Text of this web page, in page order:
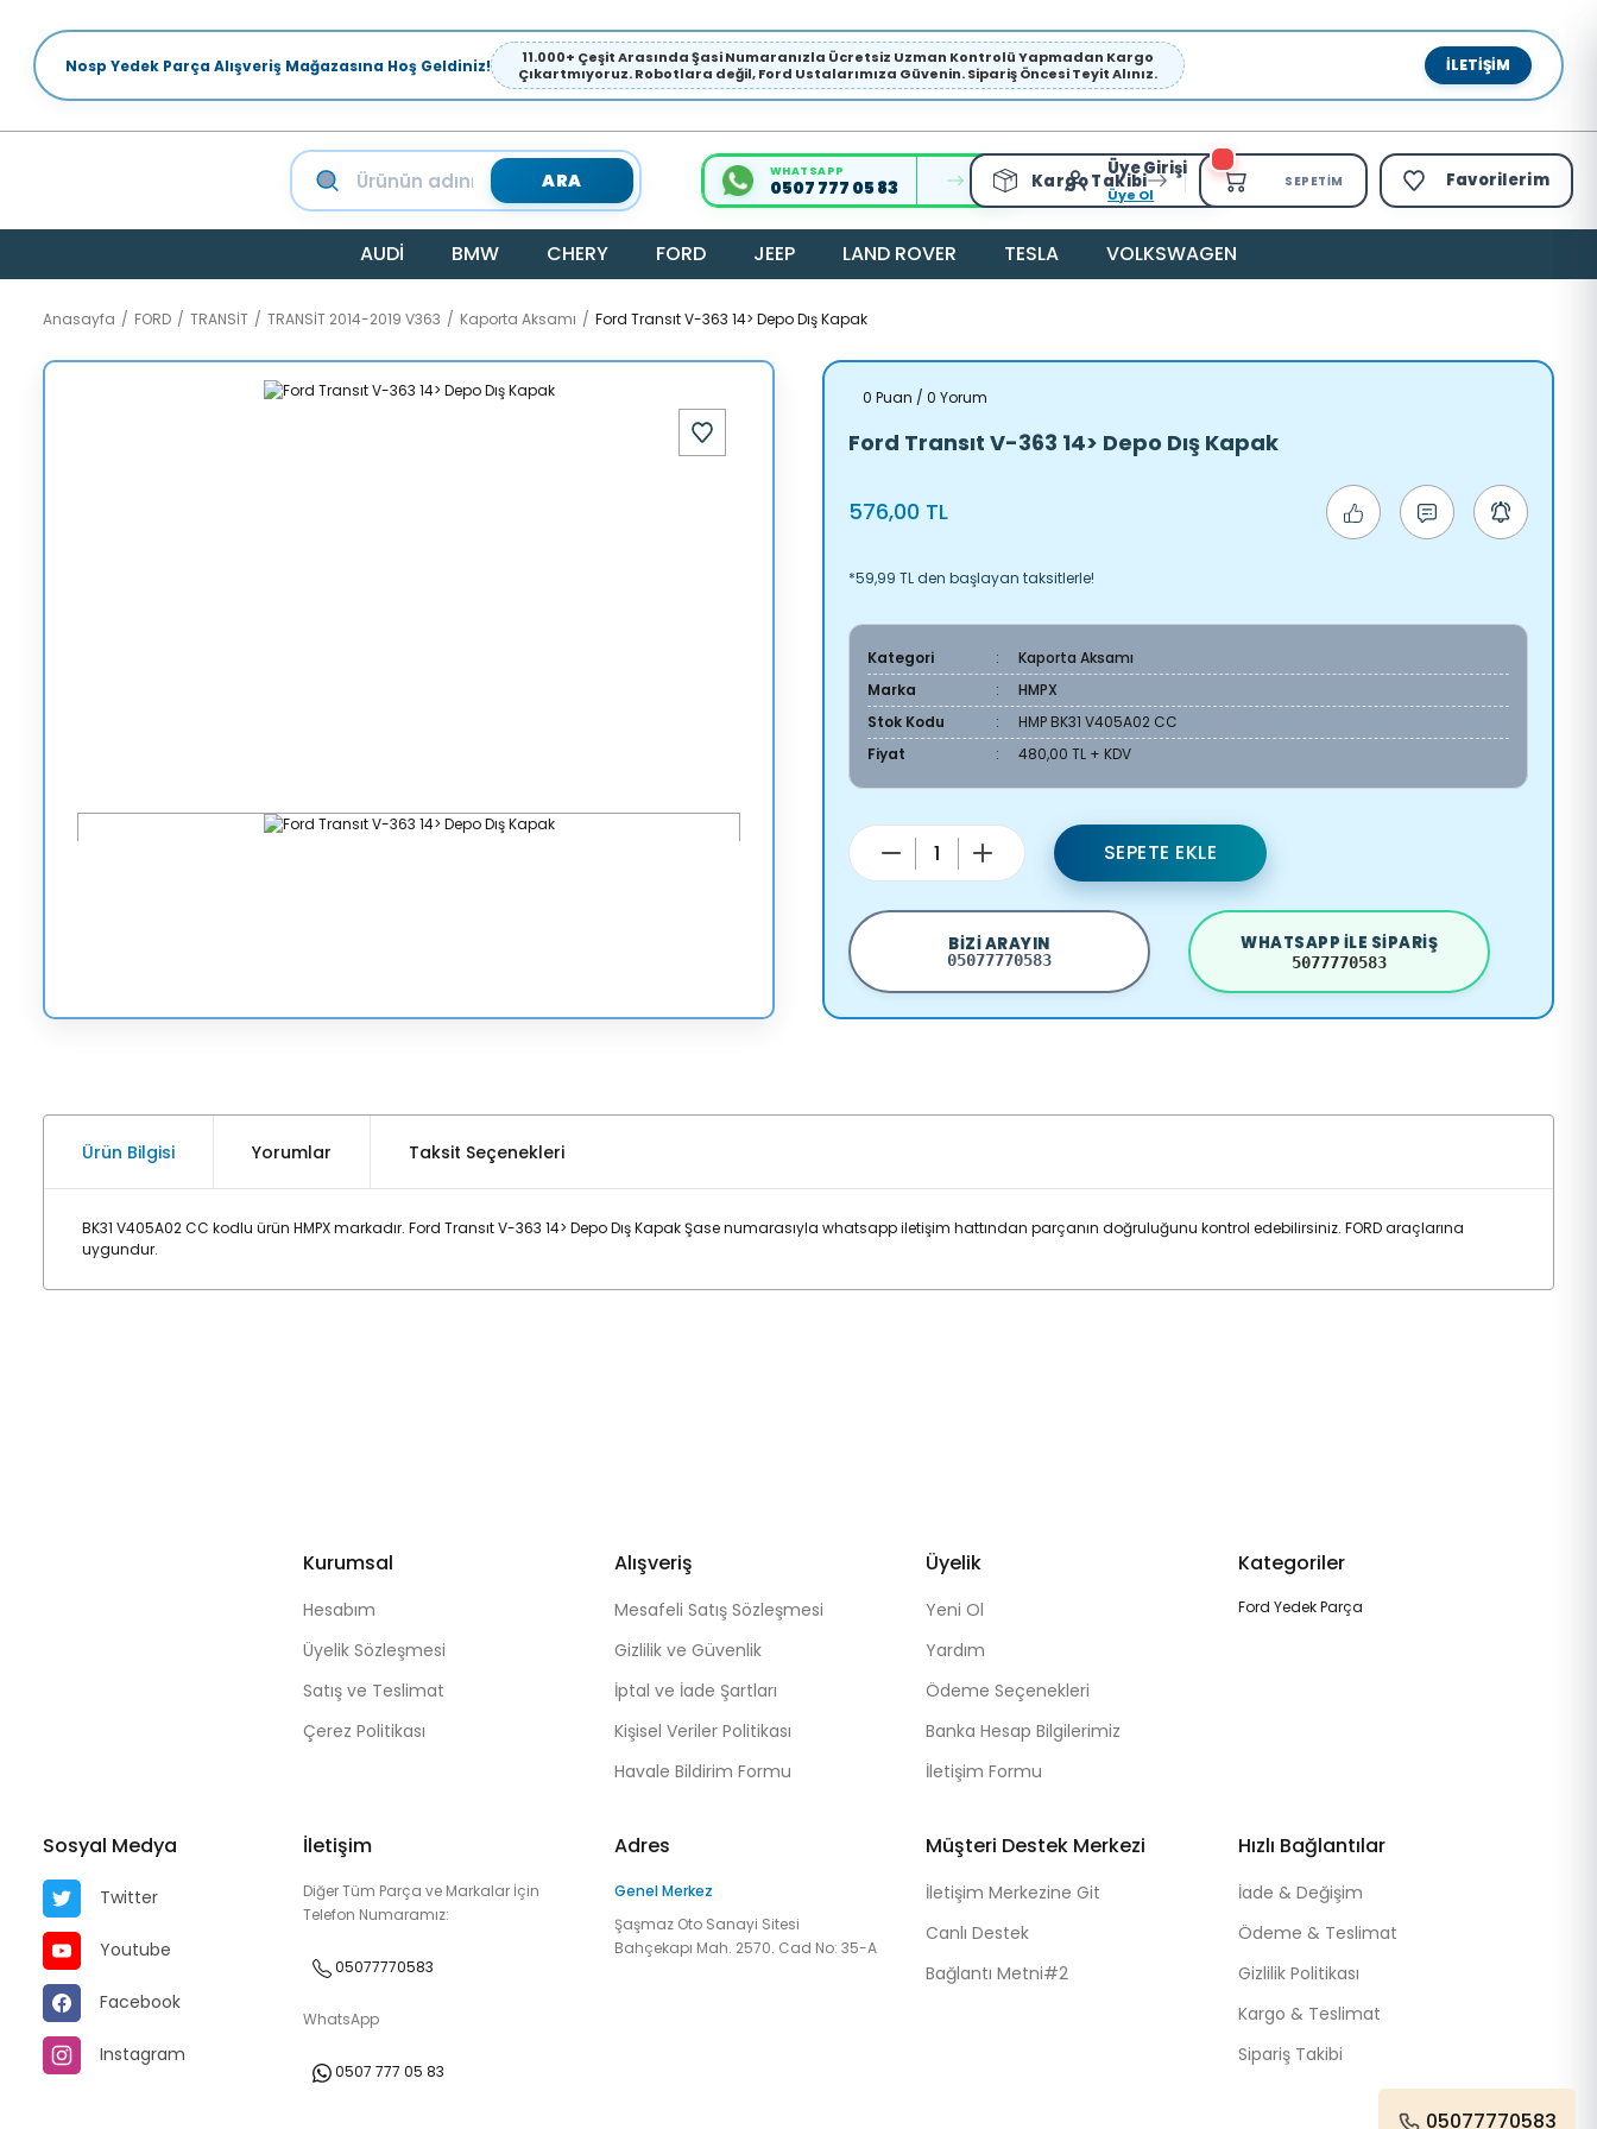
Nosp Yedek Parça Alışveriş Mağazasına Hoş Geldiniz!
11.000+ Çeşit Arasında Şasi Numaranızla Ücretsiz Uzman Kontrolü Yapmadan Kargo
Çıkartmıyoruz. Robotlara değil, Ford Ustalarımıza Güvenin. Sipariş Öncesi Teyit Alınız.
İLETIŞIM
ARA WHATSAPP
0507 777 05 83 Kargo Takibi
Üye Girişi
Üye Ol
SEPETIM Favorilerim
AUDİ BMW CHERY FORD JEEP LAND ROVER TESLA VOLKSWAGEN
Anasayfa FORD TRANSİT TRANSİT 2014-2019 V363 Kaporta Aksamı Ford Transıt V-363 14> Depo Dış Kapak
0 Puan / 0 Yorum
Ford Transıt V-363 14> Depo Dış Kapak
576,00 TL
*59,99 TL den başlayan taksitlerle!
Kategori
Kaporta Aksamı
Marka
HMPX
Stok Kodu
HMP BK31 V405A02 CC
Fiyat
480,00 TL + KDV
SEPETE EKLE
BIZI ARAYIN
05077770583
WHATSAPP ILE SIPARIŞ
5077770583
Ürün Bilgisi Yorumlar Taksit Seçenekleri
BK31 V405A02 CC kodlu ürün HMPX markadır. Ford Transıt V-363 14> Depo Dış Kapak Şase numarasıyla whatsapp iletişim hattından parçanın doğruluğunu kontrol edebilirsiniz. FORD araçlarına
uygundur.
Kurumsal
Hesabım
Üyelik Sözleşmesi
Satış ve Teslimat
Çerez Politikası
Alışveriş
Mesafeli Satış Sözleşmesi
Gizlilik ve Güvenlik
İptal ve İade Şartları
Kişisel Veriler Politikası
Havale Bildirim Formu
Üyelik
Yeni Ol
Yardım
Ödeme Seçenekleri
Banka Hesap Bilgilerimiz
İletişim Formu
Kategoriler
Ford Yedek Parça
Sosyal Medya
Twitter
Youtube
Facebook
Instagram
İletişim
Diğer Tüm Parça ve Markalar İçin
Telefon Numaramız:
05077770583
WhatsApp
0507 777 05 83
Adres
Genel Merkez
Şaşmaz Oto Sanayi Sitesi
Bahçekapı Mah. 2570. Cad No: 35-A
Müşteri Destek Merkezi
İletişim Merkezine Git
Canlı Destek
Bağlantı Metni#2
Hızlı Bağlantılar
İade & Değişim
Ödeme & Teslimat
Gizlilik Politikası
Kargo & Teslimat
Sipariş Takibi
05077770583